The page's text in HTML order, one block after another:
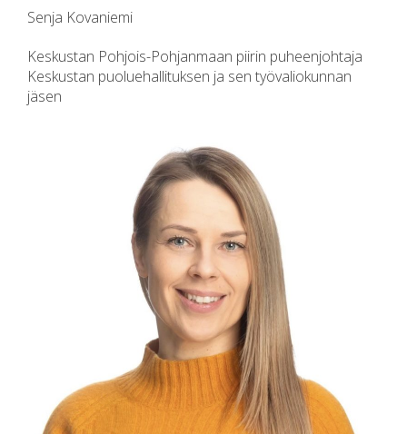
Senja Kovaniemi
Keskustan Pohjois-Pohjanmaan piirin puheenjohtaja
Keskustan puoluehallituksen ja sen työvaliokunnan
jäsen